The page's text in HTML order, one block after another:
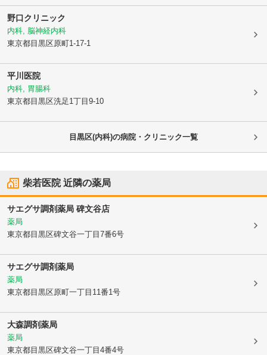
野口クリニック
内科, 脳神経内科
東京都目黒区 原町1-17-1
平川医院
内科, 胃腸科
東京都目黒区洗足1丁目9-10
目黒区(内科)の病院・クリニック一覧
柴若医院近隣の薬局
サエグサ調剤薬局 碑文谷店
薬局
東京都目黒区碑文谷一丁目7番6号
サエグサ調剤薬局
薬局
東京都目黒区 原町一丁目11番1号
大森調剤薬局
薬局
東京都目黒区碑文谷一丁目4番4号